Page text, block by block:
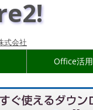
式会社
Office活用